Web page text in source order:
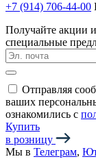
+7 (914) 706-44-00
Получайте акции и
специальные
Отправляя
ваших
ознакомились с
Купить
в розницу
Мы в Телеграм,